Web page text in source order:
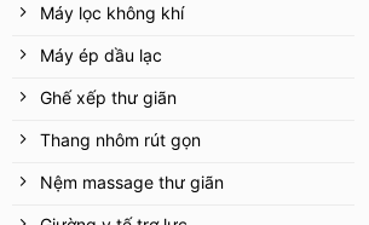
Máy lọc không khí
Máy ép dầu lạc
Ghế xếp thư giãn
Thang nhôm rút gọn
Nệm massage thư giãn